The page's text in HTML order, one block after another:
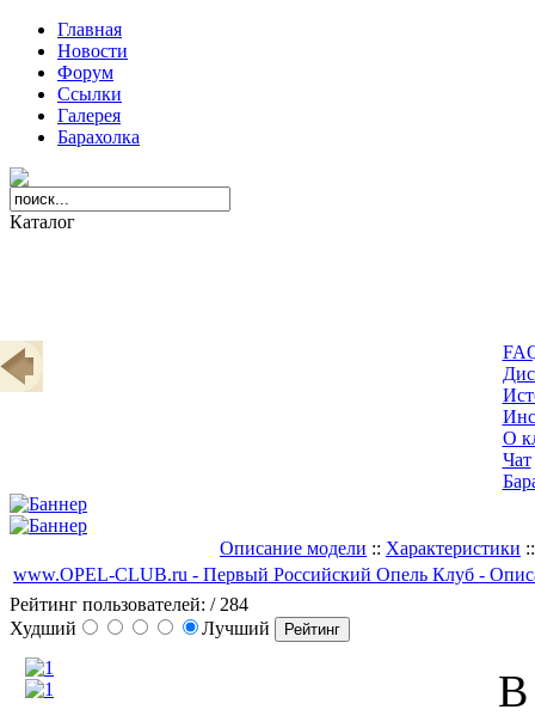
Главная
Новости
Форум
Ссылки
Галерея
Барахолка
Каталог
О
Чат
Описание модели :: Характеристики
www.OPEL-CLUB.ru - Первый Российский Опель Клуб -
Рейтинг пользователей: / 284
Худший
Лучший
В